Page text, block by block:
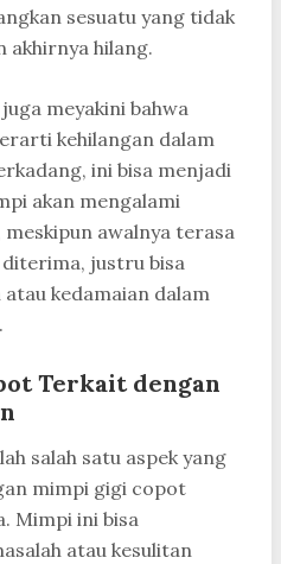
sesuatu yang tidak
akhirnya hilang.
meyakini bahwa
kehilangan dalam
ini bisa menjadi
akan mengalami
awalnya terasa
justru bisa
kedamaian dalam
Terkait dengan
salah satu aspek yang
mimpi gigi copot
Mimpi ini bisa
atau kesulitan